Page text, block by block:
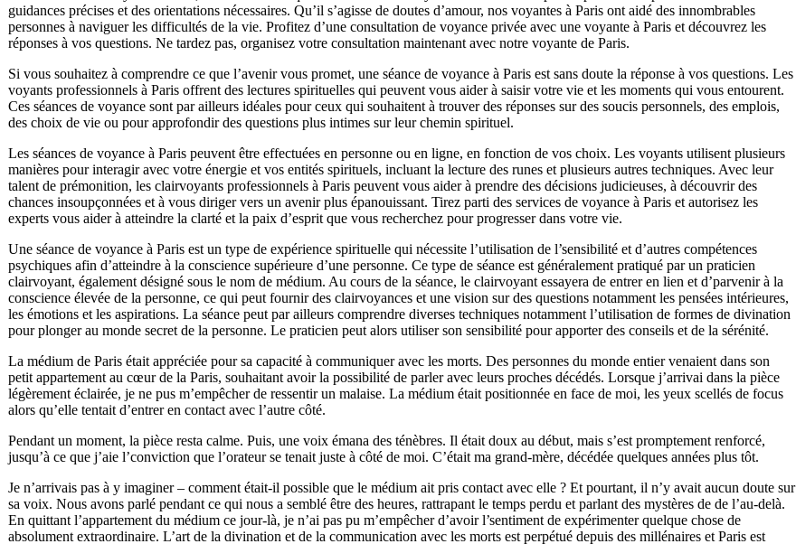
guidances précises et des orientations nécessaires. Qu’il s’agisse de doutes d’amour, nos voyantes à Paris ont aidé des innombrables
personnes à naviguer les difficultés de la vie. Profitez d’une consultation de voyance privée avec une voyante à Paris et découvrez les
réponses à vos questions. Ne tardez pas, organisez votre consultation maintenant avec notre voyante de Paris.
Si vous souhaitez à comprendre ce que l’avenir vous promet, une séance de voyance à Paris est sans doute la réponse à vos questions. Les
voyants professionnels à Paris offrent des lectures spirituelles qui peuvent vous aider à saisir votre vie et les moments qui vous entourent.
Ces séances de voyance sont par ailleurs idéales pour ceux qui souhaitent à trouver des réponses sur des soucis personnels, des emplois,
des choix de vie ou pour approfondir des questions plus intimes sur leur chemin spirituel.
Les séances de voyance à Paris peuvent être effectuées en personne ou en ligne, en fonction de vos choix. Les voyants utilisent plusieurs
manières pour interagir avec votre énergie et vos entités spirituels, incluant la lecture des runes et plusieurs autres techniques. Avec leur
talent de prémonition, les clairvoyants professionnels à Paris peuvent vous aider à prendre des décisions judicieuses, à découvrir des
chances insoupçonnées et à vous diriger vers un avenir plus épanouissant. Tirez parti des services de voyance à Paris et autorisez les
experts vous aider à atteindre la clarté et la paix d’esprit que vous recherchez pour progresser dans votre vie.
Une séance de voyance à Paris est un type de expérience spirituelle qui nécessite l’utilisation de l’sensibilité et d’autres compétences
psychiques afin d’atteindre à la conscience supérieure d’une personne. Ce type de séance est généralement pratiqué par un praticien
clairvoyant, également désigné sous le nom de médium. Au cours de la séance, le clairvoyant essayera de entrer en lien et d’parvenir à la
conscience élevée de la personne, ce qui peut fournir des clairvoyances et une vision sur des questions notamment les pensées intérieures,
les émotions et les aspirations. La séance peut par ailleurs comprendre diverses techniques notamment l’utilisation de formes de divination
pour plonger au monde secret de la personne. Le praticien peut alors utiliser son sensibilité pour apporter des conseils et de la sérénité.
La médium de Paris était appréciée pour sa capacité à communiquer avec les morts. Des personnes du monde entier venaient dans son
petit appartement au cœur de la Paris, souhaitant avoir la possibilité de parler avec leurs proches décédés. Lorsque j’arrivai dans la pièce
légèrement éclairée, je ne pus m’empêcher de ressentir un malaise. La médium était positionnée en face de moi, les yeux scellés de focus
alors qu’elle tentait d’entrer en contact avec l’autre côté.
Pendant un moment, la pièce resta calme. Puis, une voix émana des ténèbres. Il était doux au début, mais s’est promptement renforcé,
jusqu’à ce que j’aie l’conviction que l’orateur se tenait juste à côté de moi. C’était ma grand-mère, décédée quelques années plus tôt.
Je n’arrivais pas à y imaginer – comment était-il possible que le médium ait pris contact avec elle ? Et pourtant, il n’y avait aucun doute sur
sa voix. Nous avons parlé pendant ce qui nous a semblé être des heures, rattrapant le temps perdu et parlant des mystères de de l’au-delà.
En quittant l’appartement du médium ce jour-là, je n’ai pas pu m’empêcher d’avoir l’sentiment de expérimenter quelque chose de
absolument extraordinaire. L’art de la divination et de la communication avec les morts est perpétué depuis des millénaires et Paris est